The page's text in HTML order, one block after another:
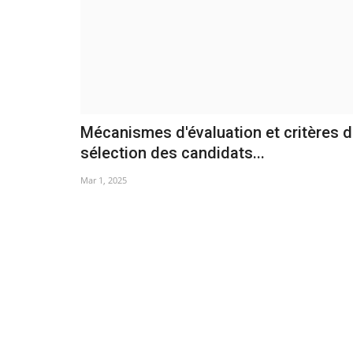
Mécanismes d'évaluation et critères
sélection des candidats...
Mar 1, 2025